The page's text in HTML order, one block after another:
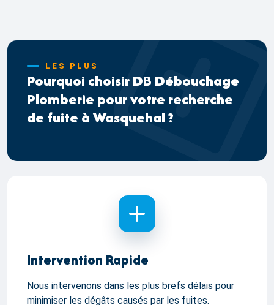
LES PLUS
Pourquoi choisir DB Débouchage
Plomberie pour votre recherche
de fuite à Wasquehal ?
Intervention Rapide
Nous intervenons dans les plus brefs délais pour
minimiser les dégâts causés par les fuites.